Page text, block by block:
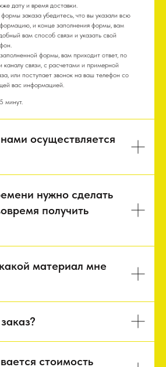
дату и время доставки.
заказа убедитесь, что вы указали всю
и конце заполнения формы, вам
вам способ связи и указать свой
формы, вам приходит ответ, по
каналу связи, с расчетами и примерной
или поступает звонок на ваш телефон со
вас информацией.
минут.
осуществляется
нужно сделать
получить
материал мне
стоимость